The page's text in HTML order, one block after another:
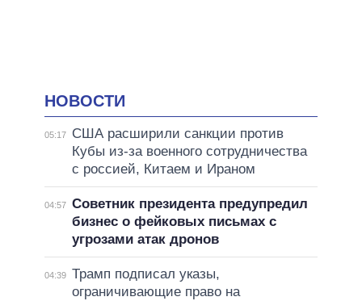
НОВОСТИ
05:17
США расширили санкции против
Кубы из-за военного сотрудничества
с россией, Китаем и Ираном
04:57 Советник президента предупредил
бизнес о фейковых письмах с
угрозами атак дронов
04:39 Трамп подписал указы,
ограничивающие право на